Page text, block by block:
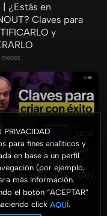
PRIVACIDAD
para fines analíticos y
en base a un perfil
(por ejemplo,
más información.
el botón “ACEPTAR”
click AQUÍ.
| ¿Estás en
Claves para
y
| ¿Cómo EDUCAR
y RESPETO?
que FUNCIONAN
meses